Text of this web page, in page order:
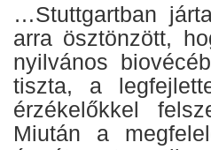
…Stuttgartban
arra ösztönzött,
nyilvános
tiszta, a
érzékelőkkel
Miután a